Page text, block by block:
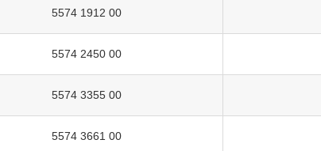
5574 1912 00
5574 2450 00
5574 3355 00
5574 3661 00